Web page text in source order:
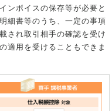
ンボイスの保存等が必要と
細書等のうち、一定の事項
され取引相手の確認を受け
適用を受けることもできま